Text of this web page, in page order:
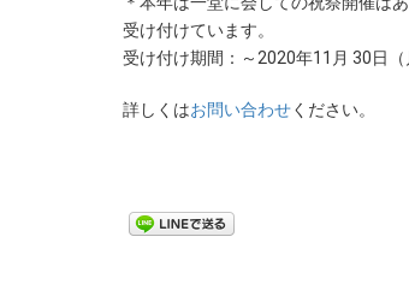
受け付けています。
受け付け期間：～2020年11月 30日（
詳しくはお問い合わせください。